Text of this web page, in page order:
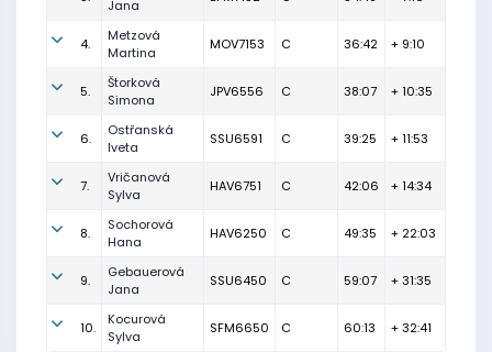
Jana
4.
Metzová
Martina
MOV7153 C 36:42 + 9:10
5.
Štorková
Simona
JPV6556 C 38:07 + 10:35
6.
Ostřanská
Iveta
SSU6591 C 39:25 + 11:53
7.
Vričanová
Sylva
HAV6751 C 42:06 + 14:34
8.
Sochorová
Hana
HAV6250 C 49:35 + 22:03
9.
Gebauerová
Jana
SSU6450 C 59:07 + 31:35
10.
Kocurová
Sylva
SFM6650 C 60:13 + 32:41